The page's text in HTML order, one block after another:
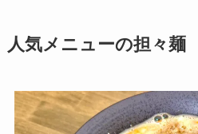
人気メニューの担々麺